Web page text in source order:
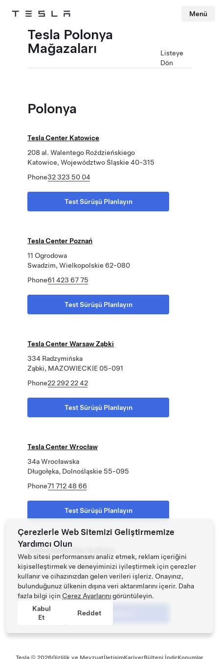
Tesla Menü
Tesla Polonya
Mağazaları
Listeye
Dön
Polonya
Tesla Center Katowice
208 al. Walentego Roździeńskiego
Katowice, Województwo Śląskie 40-315
Phone32 323 50 04
Test Sürüşü Planlayın
Tesla Center Poznań
11 Ogrodowa
Swadzim, Wielkopolskie 62-080
Phone61 423 67 75
Test Sürüşü Planlayın
Tesla Center Warsaw Ząbki
334 Radzymińska
Ząbki, MAZOWIECKIE 05-091
Phone22 292 22 42
Test Sürüşü Planlayın
Tesla Center Wrocław
34a Wrocławska
Długołęka, Dolnośląskie 55-095
Phone71 712 48 66
Test Sürüşü Planlayın
1 Pokoleń Lechii Gdańsk
Gdańsk, Pomorskie 80-560
Phone58 732 80 52
Test Sürüşü Planlayın
Tesla © 2026Gizlilik ve MevzuatİletişimKariyerBülteni İndirKonumlar
Çerezlerle Web Sitemizi Geliştirmemize
Yardımcı Olun
Web sitesi performansını analiz etmek, reklam içeriğini
kişiselleştirmek ve deneyiminizi iyileştirmek için çerezler
kullanır ve cihazınızdan gelen verileri işleriz. Onayınız,
bulunduğunuz ülkenin dışına veri aktarımlarını içerir. Daha
fazla bilgi için Çerez Ayarlarınıgörüntüleyin.
Kabul
Et
Reddet